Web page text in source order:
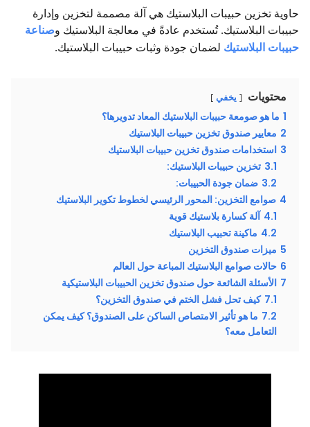
حاوية تخزين حبيبات البلاستيك هي آلة مصممة لتخزين وإدارة
حبيبات البلاستيك. تُستخدم عادةً في معالجة البلاستيك وصناعة
حبيبات البلاستيك لضمان جودة وثبات حبيبات البلاستيك.
محتويات يخفي
1 ما هو صومعة حبيبات البلاستيك المعاد تدويرها؟
2 معايير صندوق تخزين حبيبات البلاستيك
3 استخدامات صندوق تخزين حبيبات البلاستيك
3.1 تخزين حبيبات البلاستيك:
3.2 ضمان جودة الحبيبات:
4 صوامع التخزين: المحور الرئيسي لخطوط تكوير البلاستيك
4.1 آلة كسارة بلاستيك قوية
4.2 ماكينة تحبيب البلاستيك
5 ميزات صندوق التخزين
6 حالات صوامع البلاستيك المباعة حول العالم
7 الأسئلة الشائعة حول صندوق تخزين الحبيبات البلاستيكية
7.1 كيف تحل فشل الختم في صندوق التخزين؟
7.2 ما هو تأثير الامتصاص الساكن على الصندوق؟ كيف يمكن
التعامل معه؟